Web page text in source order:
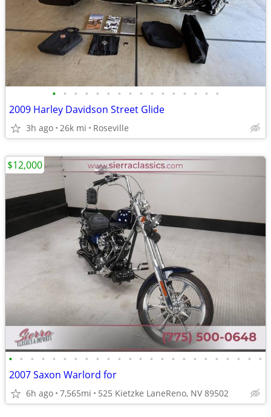
• • • • • • • • • • • • • • • •
2009 Harley Davidson Street Glide
3h ago 26k mi Roseville
• • • • • • • • • • • • • • • • • • • • • • • •
2007 Saxon Warlord for
6h ago 7,565mi 525 Kietzke LaneReno, NV 89502
$12,000